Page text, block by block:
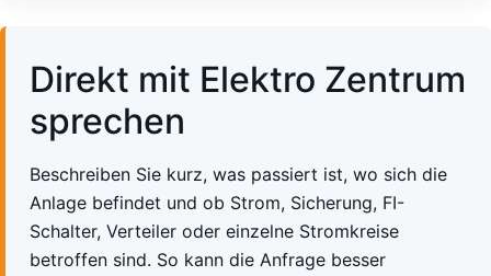
Direkt mit Elektro Zentrum
sprechen
Beschreiben Sie kurz, was passiert ist, wo sich die
Anlage befindet und ob Strom, Sicherung, FI-
Schalter, Verteiler oder einzelne Stromkreise
betroffen sind. So kann die Anfrage besser